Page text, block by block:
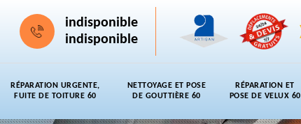
indisponible
indisponible
RÉPARATION URGENTE,
FUITE DE TOITURE 60
NETTOYAGE ET POSE
DE GOUTTIÈRE 60
RÉPARATION ET
POSE DE VELUX 60